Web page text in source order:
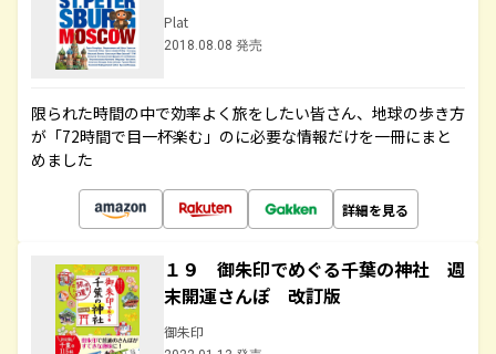
Plat
2018.08.08 発売
限られた時間の中で効率よく旅をしたい皆さん、地球の歩き方
が「72時間で目一杯楽む」のに必要な情報だけを一冊にまと
めました
詳細を見る
１９ 御朱印でめぐる千葉の神社 週
末開運さんぽ 改訂版
御朱印